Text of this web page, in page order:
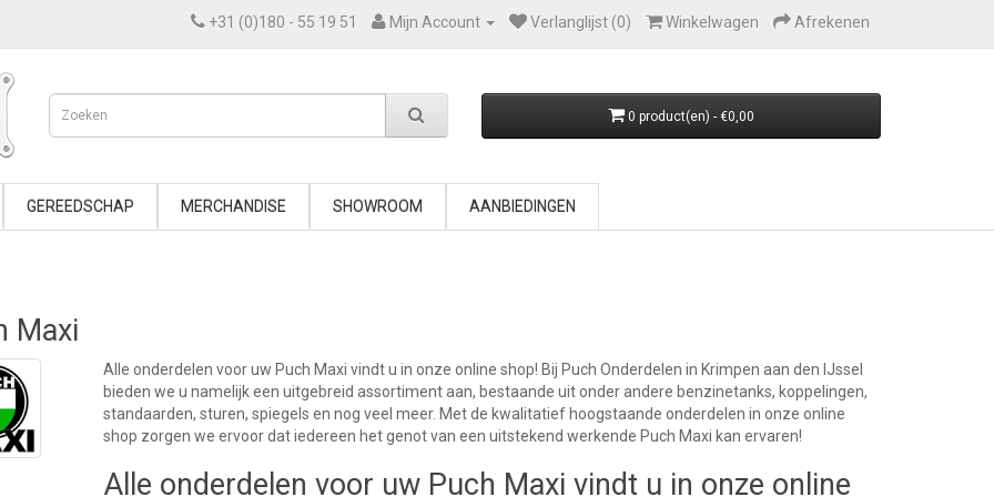
+31 (0)180 - 55 19 51 Mijn Account Verlanglijst (0) Winkelwagen Afrekenen
0 product(en) - €0,00
GEREEDSCHAP MERCHANDISE SHOWROOM AANBIEDINGEN
Maxi
Alle onderdelen voor uw Puch Maxi vindt u in onze online shop! Bij Puch Onderdelen in Krimpen aan den IJssel
bieden we u namelijk een uitgebreid assortiment aan, bestaande uit onder andere benzinetanks, koppelingen,
standaarden, sturen, spiegels en nog veel meer. Met de kwalitatief hoogstaande onderdelen in onze online
shop zorgen we ervoor dat iedereen het genot van een uitstekend werkende Puch Maxi kan ervaren!
Alle onderdelen voor uw Puch Maxi vindt u in onze online